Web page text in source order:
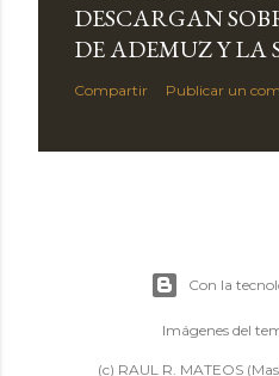
DESCARGAN
DE ADEMUZ Y LA
Compartir Publicar un
Con la
Imágenes del
(c) RAUL R. MATEOS